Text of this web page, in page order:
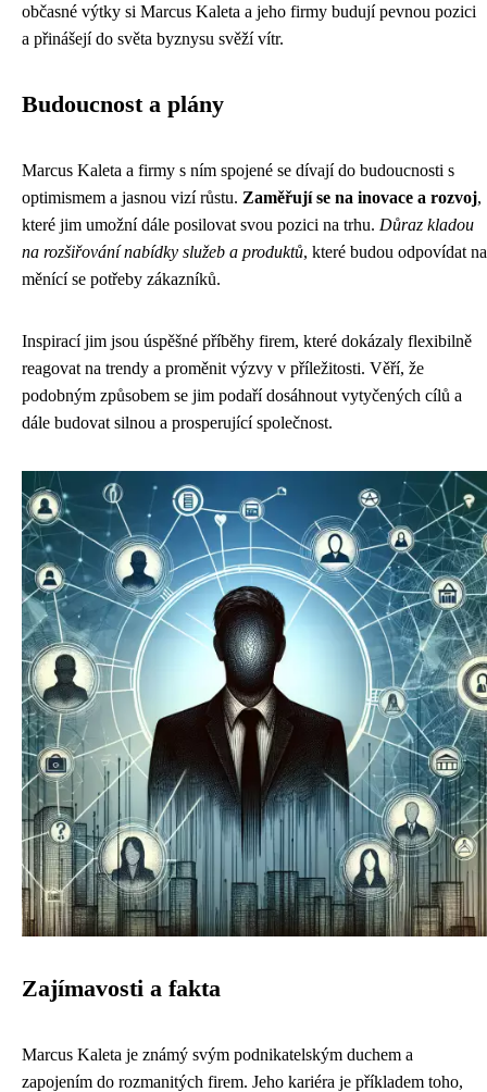
občasné výtky si Marcus Kaleta a jeho firmy budují pevnou pozici
a přinášejí do světa byznysu svěží vítr.
Budoucnost a plány
Marcus Kaleta a firmy s ním spojené se dívají do budoucnosti s
optimismem a jasnou vizí růstu. Zaměřují se na inovace a rozvoj,
které jim umožní dále posilovat svou pozici na trhu. Důraz kladou
na rozšiřování nabídky služeb a produktů, které budou odpovídat na
měnící se potřeby zákazníků.
Inspirací jim jsou úspěšné příběhy firem, které dokázaly flexibilně
reagovat na trendy a proměnit výzvy v příležitosti. Věří, že
podobným způsobem se jim podaří dosáhnout vytyčených cílů a
dále budovat silnou a prosperující společnost.
Zajímavosti a fakta
Marcus Kaleta je známý svým podnikatelským duchem a
zapojením do rozmanitých firem. Jeho kariéra je příkladem toho,